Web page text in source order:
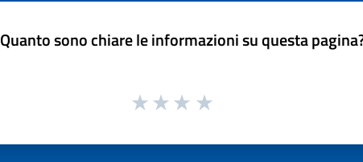
Quanto sono chiare le informazioni su questa